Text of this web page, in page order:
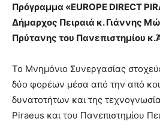
Πρόγραμμα «EUROPE DIRECT
Δήμαρχος Πειραιά κ. Γιάννης
Πρύτανης του Πανεπιστημίου
Το Μνημόνιο Συνεργασίας
δύο φορέων μέσα από την από
δυνατοτήτων και της
Piraeus και του Πανεπιστημίου